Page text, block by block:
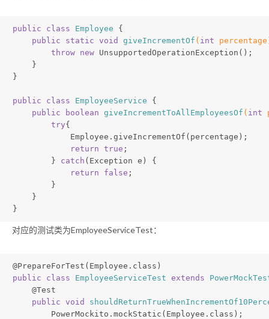
public class Employee
{
public
static void giveIncrementOf ( int
throw new UnsupportedOperationException();
    }
}
public class EmployeeService
{
public
boolean giveIncrementToAllEmployeesOf ( int
try{
            Employee.giveIncrementOf(percentage);
return true ;
        }
catch (Exception e) {
return
false ;
        }
    }
}
对应的测试类为EmployeeServiceTest：
@PrepareForTest (Employee.class)
public
class EmployeeServiceTest extends
@Test
public void
        PowerMockito.mockStatic(Employee.class);